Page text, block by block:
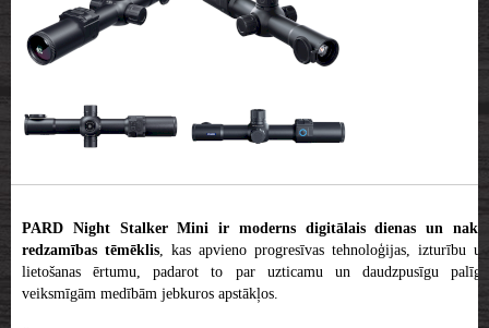
PARD Night Stalker Mini ir moderns digitālais dienas un nakts
redzamības tēmēklis, kas apvieno progresīvas tehnoloģijas, izturību un
lietošanas ērtumu, padarot to par uzticamu un daudzpusīgu palīgu
veiksmīgām medībām jebkuros apstākļos.